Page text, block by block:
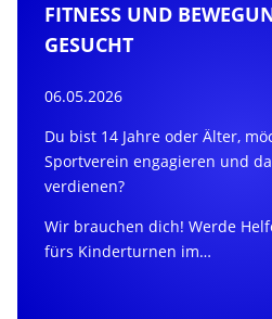
FITNESS UND
GESUCHT
Du bist 14 Jahre oder Älter,
Sportverein engagieren und
verdienen?
Wir brauchen dich! Werde
fürs Kinderturnen im…
06.05.2026